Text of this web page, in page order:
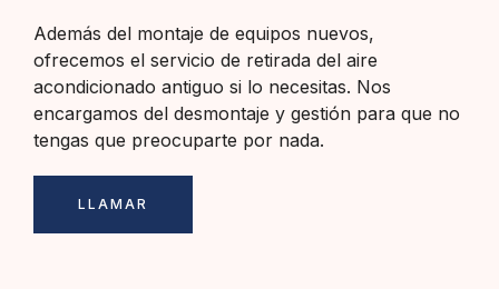
Además del montaje de equipos nuevos,
ofrecemos el servicio de retirada del aire
acondicionado antiguo si lo necesitas. Nos
encargamos del desmontaje y gestión para que no
tengas que preocuparte por nada.
LLAMAR